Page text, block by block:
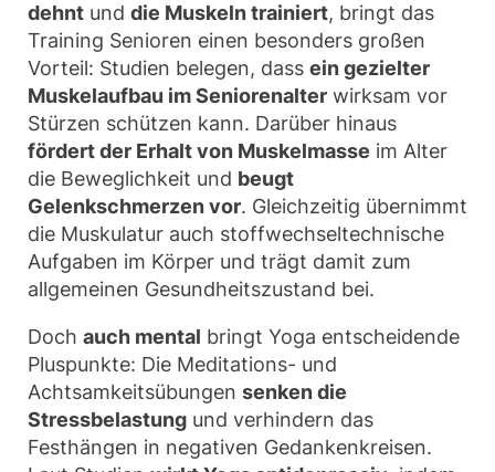
dehnt und die Muskeln trainiert, bringt das
Training Senioren einen besonders großen
Vorteil: Studien belegen, dass ein gezielter
Muskelaufbau im Seniorenalter wirksam vor
Stürzen schützen kann. Darüber hinaus
fördert der Erhalt von Muskelmasse im Alter
die Beweglichkeit und beugt
Gelenkschmerzen vor. Gleichzeitig übernimmt
die Muskulatur auch stoffwechseltechnische
Aufgaben im Körper und trägt damit zum
allgemeinen Gesundheitszustand bei.
Doch auch mental bringt Yoga entscheidende
Pluspunkte: Die Meditations- und
Achtsamkeitsübungen senken die
Stressbelastung und verhindern das
Festhängen in negativen Gedankenkreisen.